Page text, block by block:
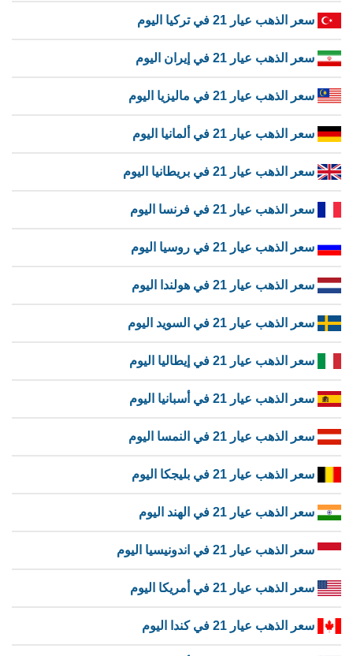
سعر الذهب عيار 21 في تركيا اليوم
سعر الذهب عيار 21 في إيران اليوم
سعر الذهب عيار 21 في ماليزيا اليوم
سعر الذهب عيار 21 في ألمانيا اليوم
سعر الذهب عيار 21 في بريطانيا اليوم
سعر الذهب عيار 21 في فرنسا اليوم
سعر الذهب عيار 21 في روسيا اليوم
سعر الذهب عيار 21 في هولندا اليوم
سعر الذهب عيار 21 في السويد اليوم
سعر الذهب عيار 21 في إيطاليا اليوم
سعر الذهب عيار 21 في أسبانيا اليوم
سعر الذهب عيار 21 في النمسا اليوم
سعر الذهب عيار 21 في بليجكا اليوم
سعر الذهب عيار 21 في الهند اليوم
سعر الذهب عيار 21 في اندونيسيا اليوم
سعر الذهب عيار 21 في أمريكا اليوم
سعر الذهب عيار 21 في كندا اليوم